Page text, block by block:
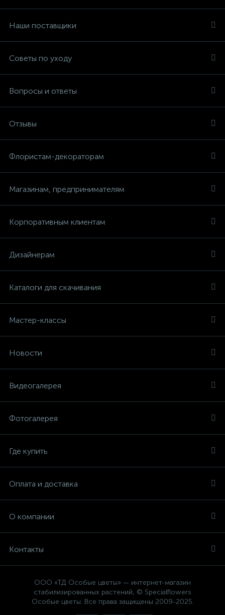
Наши поставщики
Советы по уходу
Вопросы и ответы
Отзывы
Флористам-декораторам
Магазинам, предпринимателям
Корпоративным клиентам
Дизайнерам
Каталоги для скачивания
Мастер-классы
Новости
Видеогалерея
Фотогалерея
Где купить
Оплата и доставка
О компании
Контакты
ООО «ТД Особые цветы» — интернет-магазин
стабилизированных растений, © Specialflowers
Особые цветы. Все права защищены 2009-2025.